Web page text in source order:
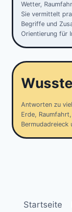
Wetter,
Sie vermittelt
Begriffe und
Orientierung für
Antworten zu
Erde,
Bermudadreieck
Startseite